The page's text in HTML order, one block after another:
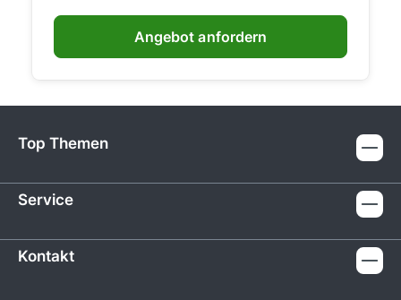
Angebot anfordern
Top Themen
Service
Kontakt